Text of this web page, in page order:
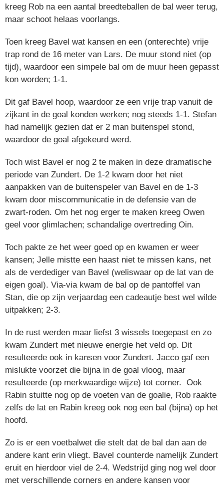
kreeg Rob na een aantal breedteballen de bal weer terug,
maar schoot helaas voorlangs.
Toen kreeg Bavel wat kansen en een (onterechte) vrije
trap rond de 16 meter van Lars. De muur stond niet (op
tijd), waardoor een simpele bal om de muur heen gepasst
kon worden; 1-1.
Dit gaf Bavel hoop, waardoor ze een vrije trap vanuit de
zijkant in de goal konden werken; nog steeds 1-1. Stefan
had namelijk gezien dat er 2 man buitenspel stond,
waardoor de goal afgekeurd werd.
Toch wist Bavel er nog 2 te maken in deze dramatische
periode van Zundert. De 1-2 kwam door het niet
aanpakken van de buitenspeler van Bavel en de 1-3
kwam door miscommunicatie in de defensie van de
zwart-roden. Om het nog erger te maken kreeg Owen
geel voor glimlachen; schandalige overtreding Oin.
Toch pakte ze het weer goed op en kwamen er weer
kansen; Jelle mistte een haast niet te missen kans, net
als de verdediger van Bavel (weliswaar op de lat van de
eigen goal). Via-via kwam de bal op de pantoffel van
Stan, die op zijn verjaardag een cadeautje best wel wilde
uitpakken; 2-3.
In de rust werden maar liefst 3 wissels toegepast en zo
kwam Zundert met nieuwe energie het veld op. Dit
resulteerde ook in kansen voor Zundert. Jacco gaf een
mislukte voorzet die bijna in de goal vloog, maar
resulteerde (op merkwaardige wijze) tot corner. Ook
Rabin stuitte nog op de voeten van de goalie, Rob raakte
zelfs de lat en Rabin kreeg ook nog een bal (bijna) op het
hoofd.
Zo is er een voetbalwet die stelt dat de bal dan aan de
andere kant erin vliegt. Bavel counterde namelijk Zundert
eruit en hierdoor viel de 2-4. Wedstrijd ging nog wel door
met verschillende corners en andere kansen voor